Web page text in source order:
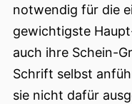
notwendig für die
gewichtigste
auch ihre Schein-
Schrift selbst
sie nicht dafür